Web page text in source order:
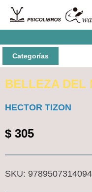
Categorías
BELLEZA DEL
HECTOR TIZON
$ 305
SKU: 9789507314094